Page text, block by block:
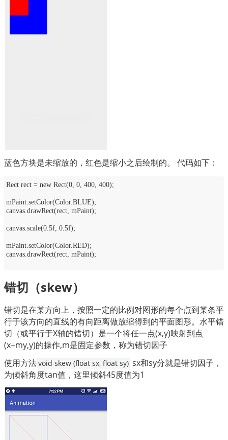
蓝色方块是未缩放的，红色是缩小之后绘制的。 代码如下：
Rect rect = new Rect(0, 0, 400, 400);
mPaint.setColor(Color.BLUE);
canvas.drawRect(rect, mPaint);
canvas.scale(0.5f, 0.5f);
mPaint.setColor(Color.RED);
canvas.drawRect(rect, mPaint);
错切（skew）
错切是在某方向上，按照一定的比例对图形的每个点到某条平
行于该方向的直线的有向距离做放缩得到的平面图形。水平错
切（或平行于X轴的错切）是一个将任一点(x,y)映射到点
(x+my,y)的操作,m是固定参数，称为错切因子
使用方法void skew (float sx, float sy) sx和sy分就是错切因子，
为倾斜角度tan值，这里倾斜45度值为1